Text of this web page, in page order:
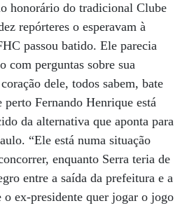
honorário do tradicional Clube
repórteres o esperavam à
passou batido. Ele parecia
com perguntas sobre sua
dele, todos sabem, bate
Fernando Henrique está
da alternativa que aponta para
“Ele está numa situação
enquanto Serra teria de
entre a saída da prefeitura e a
o ex-presidente quer jogar o jogo